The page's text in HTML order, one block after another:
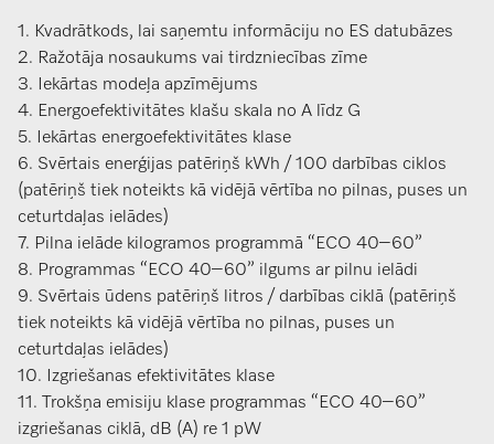
1. Kvadrātkods, lai saņemtu informāciju no ES datubāzes
2. Ražotāja nosaukums vai tirdzniecības zīme
3. Iekārtas modeļa apzīmējums
4. Energoefektivitātes klašu skala no A līdz G
5. Iekārtas energoefektivitātes klase
6. Svērtais enerģijas patēriņš kWh / 100 darbības ciklos
(patēriņš tiek noteikts kā vidējā vērtība no pilnas, puses un
ceturtdaļas ielādes)
7. Pilna ielāde kilogramos programmā “ECO 40–60”
8. Programmas “ECO 40–60” ilgums ar pilnu ielādi
9. Svērtais ūdens patēriņš litros / darbības ciklā (patēriņš
tiek noteikts kā vidējā vērtība no pilnas, puses un
ceturtdaļas ielādes)
10. Izgriešanas efektivitātes klase
11. Trokšņa emisiju klase programmas “ECO 40–60”
izgriešanas ciklā, dB (A) re 1 pW